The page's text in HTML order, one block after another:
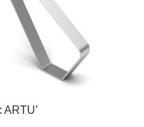
ARTU’